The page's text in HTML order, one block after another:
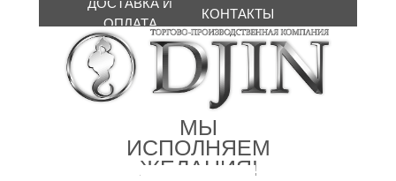
МЫ
ИСПОЛНЯЕМ
ЖЕЛАНИЯ!
ДОСТАВКА И
ОПЛАТА
КОНТАКТЫ